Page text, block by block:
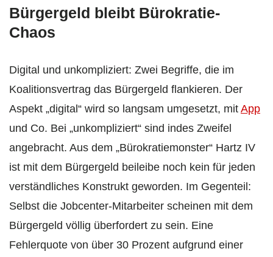
Bürgergeld bleibt Bürokratie-
Chaos
Digital und unkompliziert: Zwei Begriffe, die im
Koalitionsvertrag das Bürgergeld flankieren. Der
Aspekt „digital“ wird so langsam umgesetzt, mit App
und Co. Bei „unkompliziert“ sind indes Zweifel
angebracht. Aus dem „Bürokratiemonster“ Hartz IV
ist mit dem Bürgergeld beileibe noch kein für jeden
verständliches Konstrukt geworden. Im Gegenteil:
Selbst die Jobcenter-Mitarbeiter scheinen mit dem
Bürgergeld völlig überfordert zu sein. Eine
Fehlerquote von über 30 Prozent aufgrund einer